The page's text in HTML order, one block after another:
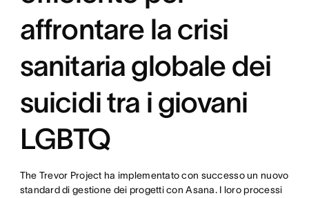
affrontare la crisi
sanitaria globale dei
suicidi tra i giovani
LGBTQ
The Trevor Project ha implementato con successo un nuovo
standard di gestione dei progetti con Asana. I loro processi